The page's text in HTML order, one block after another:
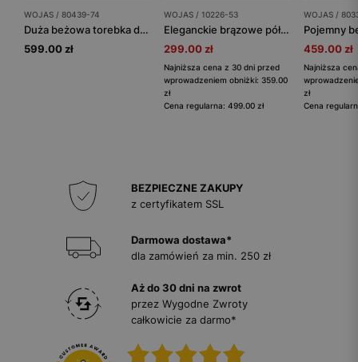
WOJAS / 80439-74
Duża beżowa torebka damska z dwoiny
599.00 zł
WOJAS / 10226-53
Eleganckie brązowe półbuty męskie ze skóry licowej
299.00 zł
Najniższa cena z 30 dni przed
wprowadzeniem obniżki: 359.00
zł
Cena regularna: 499.00 zł
WOJAS /
459.00 zł
Najniższa
zł
Cena
BEZPIECZNE ZAKUPY
z certyfikatem SSL
Darmowa dostawa*
dla zamówień za min. 250 zł
Aż do 30 dni na zwrot
przez Wygodne Zwroty
całkowicie za darmo*